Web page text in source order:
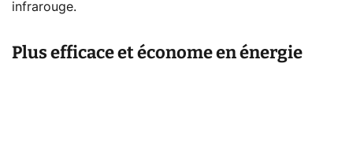
infrarouge.
Plus efficace et économe en énergie